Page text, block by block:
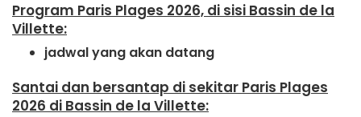
Program Paris Plages 2026, di sisi Bassin de la
Villette:
jadwal yang akan datang
Santai dan bersantap di sekitar Paris Plages
2026 di Bassin de la Villette: